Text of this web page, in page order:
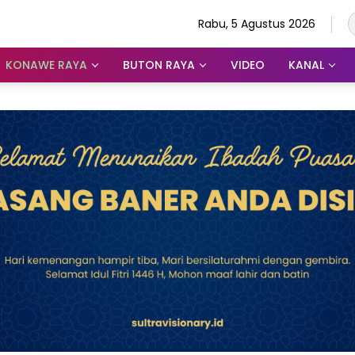
Rabu, 5 Agustus 2026
KONAWE RAYA BUTON RAYA VIDEO KANAL